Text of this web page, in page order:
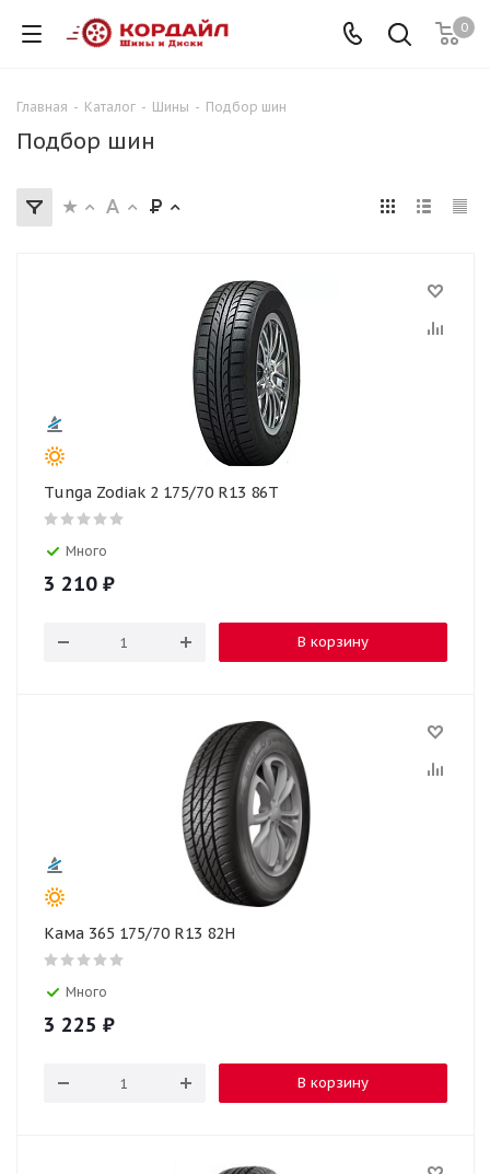
0
Главная - Каталог - Шины - Подбор шин
Подбор шин
Tunga Zodiak 2 175/70 R13 86T
Много
3 210 ₽
В корзину
Кама 365 175/70 R13 82H
Много
3 225 ₽
В корзину